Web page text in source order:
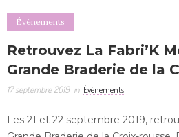
Événements
Retrouvez La Fabri’K
Grande Braderie de la
17 septembre 2019 in Événements
Les 21 et 22 septembre 2019,